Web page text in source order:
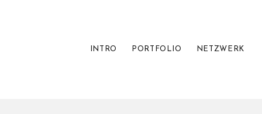
INTRO PORTFOLIO NETZWERK